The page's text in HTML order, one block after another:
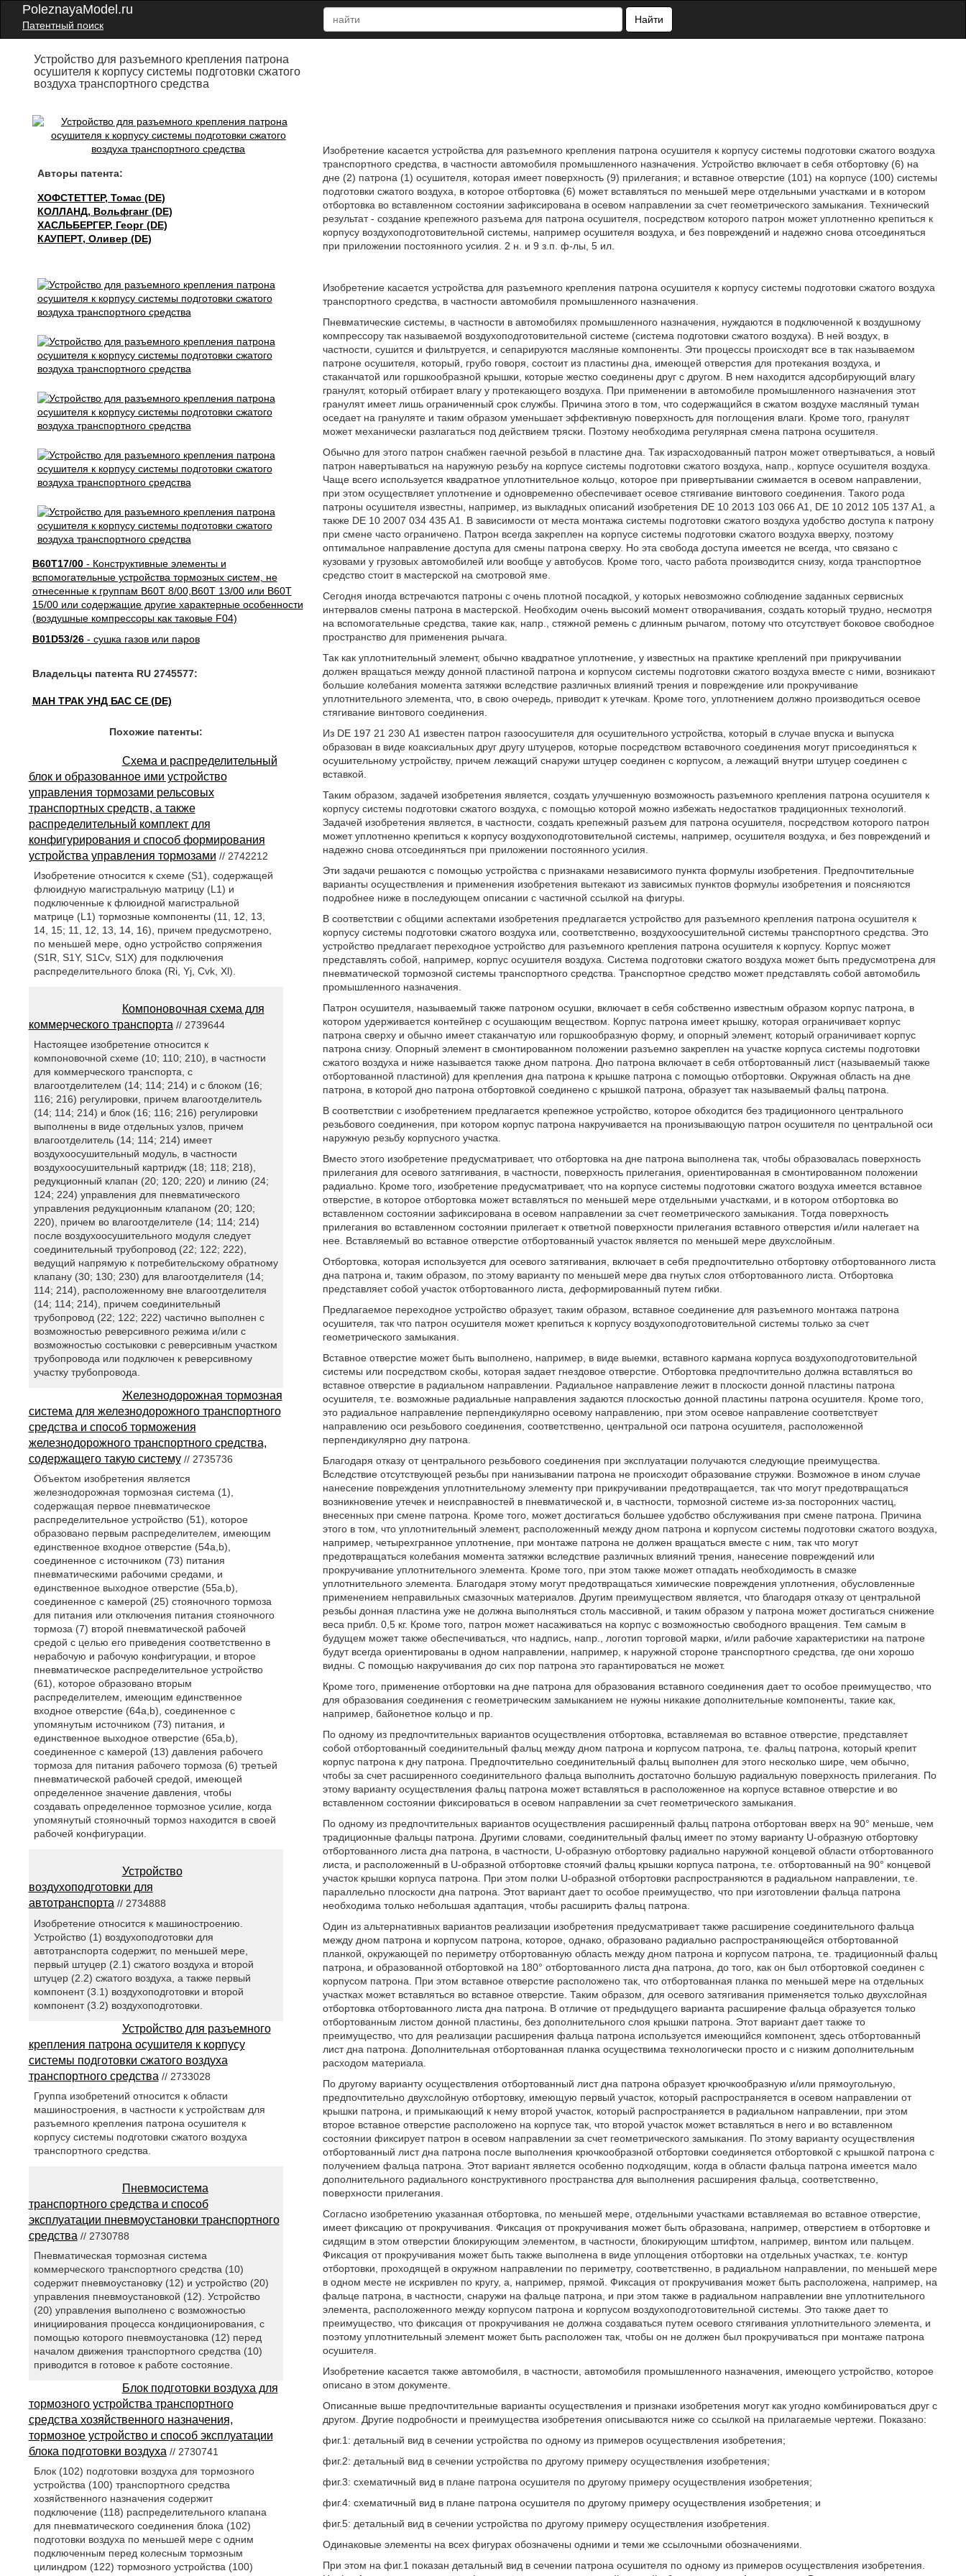
PoleznayaModel.ru
Патентный поиск
Найти
Устройство для разъемного крепления патрона
осушителя к корпусу системы подготовки сжатого
воздуха транспортного средства
Авторы патента:
ХОФСТЕТТЕР, Томас (DE)
КОЛЛАНД, Вольфганг (DE)
ХАСЛЬБЕРГЕР, Георг (DE)
КАУПЕРТ, Оливер (DE)
B60T17/00- Конструктивные элементы и
вспомогательные устройства тормозных систем, не
отнесенные к группам B60T 8/00,B60T 13/00 или B60T
15/00 или содержащие другие характерные особенности
(воздушные компрессоры как таковые F04)
B01D53/26- сушка газов или паров
Владельцы патента RU 2745577:
МАН ТРАК УНД БАС СЕ (DE)
Изобретение касается устройства для разъемного крепления патрона осушителя к корпусу системы подготовки сжатого воздуха
транспортного средства, в частности автомобиля промышленного назначения. Устройство включает в себя отбортовку (6) на
дне (2) патрона (1) осушителя, которая имеет поверхность (9) прилегания; и вставное отверстие (101) на корпусе (100) системы
подготовки сжатого воздуха, в которое отбортовка (6) может вставляться по меньшей мере отдельными участками и в котором
отбортовка во вставленном состоянии зафиксирована в осевом направлении за счет геометрического замыкания. Технический
результат - создание крепежного разъема для патрона осушителя, посредством которого патрон может уплотненно крепиться к
корпусу воздухоподготовительной системы, например осушителя воздуха, и без повреждений и надежно снова отсоединяться
при приложении постоянного усилия. 2 н. и 9 з.п. ф-лы, 5 ил.
Изобретение касается устройства для разъемного крепления патрона осушителя к корпусу системы подготовки сжатого воздуха
транспортного средства, в частности автомобиля промышленного назначения.
Пневматические системы, в частности в автомобилях промышленного назначения, нуждаются в подключенной к воздушному
компрессору так называемой воздухоподготовительной системе (система подготовки сжатого воздуха). В ней воздух, в
частности, сушится и фильтруется, и сепарируются масляные компоненты. Эти процессы происходят все в так называемом
патроне осушителя, который, грубо говоря, состоит из пластины дна, имеющей отверстия для протекания воздуха, и
стаканчатой или горшкообразной крышки, которые жестко соединены друг с другом. В нем находится адсорбирующий влагу
гранулят, который отбирает влагу у протекающего воздуха. При применении в автомобиле промышленного назначения этот
гранулят имеет лишь ограниченный срок службы. Причина этого в том, что содержащийся в сжатом воздухе масляный туман
оседает на грануляте и таким образом уменьшает эффективную поверхность для поглощения влаги. Кроме того, гранулят
может механически разлагаться под действием тряски. Поэтому необходима регулярная смена патрона осушителя.
Обычно для этого патрон снабжен гаечной резьбой в пластине дна. Так израсходованный патрон может отвертываться, а новый
патрон навертываться на наружную резьбу на корпусе системы подготовки сжатого воздуха, напр., корпусе осушителя воздуха.
Чаще всего используется квадратное уплотнительное кольцо, которое при привертывании сжимается в осевом направлении,
при этом осуществляет уплотнение и одновременно обеспечивает осевое стягивание винтового соединения. Такого рода
патроны осушителя известны, например, из выкладных описаний изобретения DE 10 2013 103 066 A1, DE 10 2012 105 137 A1, а
также DE 10 2007 034 435 A1. В зависимости от места монтажа системы подготовки сжатого воздуха удобство доступа к патрону
при смене часто ограничено. Патрон всегда закреплен на корпусе системы подготовки сжатого воздуха вверху, поэтому
оптимальное направление доступа для смены патрона сверху. Но эта свобода доступа имеется не всегда, что связано с
кузовами у грузовых автомобилей или вообще у автобусов. Кроме того, часто работа производится снизу, когда транспортное
средство стоит в мастерской на смотровой яме.
Сегодня иногда встречаются патроны с очень плотной посадкой, у которых невозможно соблюдение заданных сервисных
интервалов смены патрона в мастерской. Необходим очень высокий момент отворачивания, создать который трудно, несмотря
на вспомогательные средства, такие как, напр., стяжной ремень с длинным рычагом, потому что отсутствует боковое свободное
пространство для применения рычага.
Так как уплотнительный элемент, обычно квадратное уплотнение, у известных на практике креплений при прикручивании
должен вращаться между донной пластиной патрона и корпусом системы подготовки сжатого воздуха вместе с ними, возникают
большие колебания момента затяжки вследствие различных влияний трения и повреждение или прокручивание
уплотнительного элемента, что, в свою очередь, приводит к утечкам. Кроме того, уплотнением должно производиться осевое
стягивание винтового соединения.
Из DE 197 21 230 А1 известен патрон газоосушителя для осушительного устройства, который в случае впуска и выпуска
образован в виде коаксиальных друг другу штуцеров, которые посредством вставочного соединения могут присоединяться к
осушительному устройству, причем лежащий снаружи штуцер соединен с корпусом, а лежащий внутри штуцер соединен с
вставкой.
Таким образом, задачей изобретения является, создать улучшенную возможность разъемного крепления патрона осушителя к
корпусу системы подготовки сжатого воздуха, с помощью которой можно избежать недостатков традиционных технологий.
Задачей изобретения является, в частности, создать крепежный разъем для патрона осушителя, посредством которого патрон
может уплотненно крепиться к корпусу воздухоподготовительной системы, например, осушителя воздуха, и без повреждений и
надежно снова отсоединяться при приложении постоянного усилия.
Эти задачи решаются с помощью устройства с признаками независимого пункта формулы изобретения. Предпочтительные
варианты осуществления и применения изобретения вытекают из зависимых пунктов формулы изобретения и поясняются
подробнее ниже в последующем описании с частичной ссылкой на фигуры.
В соответствии с общими аспектами изобретения предлагается устройство для разъемного крепления патрона осушителя к
корпусу системы подготовки сжатого воздуха или, соответственно, воздухоосушительной системы транспортного средства. Это
устройство предлагает переходное устройство для разъемного крепления патрона осушителя к корпусу. Корпус может
представлять собой, например, корпус осушителя воздуха. Система подготовки сжатого воздуха может быть предусмотрена для
пневматической тормозной системы транспортного средства. Транспортное средство может представлять собой автомобиль
промышленного назначения.
Патрон осушителя, называемый также патроном осушки, включает в себя собственно известным образом корпус патрона, в
котором удерживается контейнер с осушающим веществом. Корпус патрона имеет крышку, которая ограничивает корпус
патрона сверху и обычно имеет стаканчатую или горшкообразную форму, и опорный элемент, который ограничивает корпус
патрона снизу. Опорный элемент в смонтированном положении разъемно закреплен на участке корпуса системы подготовки
сжатого воздуха и ниже называется также дном патрона. Дно патрона включает в себя отбортованный лист (называемый также
отбортованной пластиной) для крепления дна патрона к крышке патрона с помощью отбортовки. Окружная область на дне
патрона, в которой дно патрона отбортовкой соединено с крышкой патрона, образует так называемый фальц патрона.
В соответствии с изобретением предлагается крепежное устройство, которое обходится без традиционного центрального
резьбового соединения, при котором корпус патрона накручивается на пронизывающую патрон осушителя по центральной оси
наружную резьбу корпусного участка.
Вместо этого изобретение предусматривает, что отбортовка на дне патрона выполнена так, чтобы образовалась поверхность
прилегания для осевого затягивания, в частности, поверхность прилегания, ориентированная в смонтированном положении
радиально. Кроме того, изобретение предусматривает, что на корпусе системы подготовки сжатого воздуха имеется вставное
отверстие, в которое отбортовка может вставляться по меньшей мере отдельными участками, и в котором отбортовка во
вставленном состоянии зафиксирована в осевом направлении за счет геометрического замыкания. Тогда поверхность
прилегания во вставленном состоянии прилегает к ответной поверхности прилегания вставного отверстия и/или налегает на
нее. Вставляемый во вставное отверстие отбортованный участок является по меньшей мере двухслойным.
Отбортовка, которая используется для осевого затягивания, включает в себя предпочтительно отбортовку отбортованного листа
дна патрона и, таким образом, по этому варианту по меньшей мере два гнутых слоя отбортованного листа. Отбортовка
представляет собой участок отбортованного листа, деформированный путем гибки.
Предлагаемое переходное устройство образует, таким образом, вставное соединение для разъемного монтажа патрона
осушителя, так что патрон осушителя может крепиться к корпусу воздухоподготовительной системы только за счет
геометрического замыкания.
Вставное отверстие может быть выполнено, например, в виде выемки, вставного кармана корпуса воздухоподготовительной
системы или посредством скобы, которая задает гнездовое отверстие. Отбортовка предпочтительно должна вставляться во
вставное отверстие в радиальном направлении. Радиальное направление лежит в плоскости донной пластины патрона
осушителя, т.е. возможные радиальные направления задаются плоскостью донной пластины патрона осушителя. Кроме того,
это радиальное направление перпендикулярно осевому направлению, при этом осевое направление соответствует
направлению оси резьбового соединения, соответственно, центральной оси патрона осушителя, расположенной
перпендикулярно дну патрона.
Благодаря отказу от центрального резьбового соединения при эксплуатации получаются следующие преимущества.
Вследствие отсутствующей резьбы при нанизывании патрона не происходит образование стружки. Возможное в ином случае
нанесение повреждения уплотнительному элементу при прикручивании предотвращается, так что могут предотвращаться
возникновение утечек и неисправностей в пневматической и, в частности, тормозной системе из-за посторонних частиц,
внесенных при смене патрона. Кроме того, может достигаться большее удобство обслуживания при смене патрона. Причина
этого в том, что уплотнительный элемент, расположенный между дном патрона и корпусом системы подготовки сжатого воздуха,
например, четырехгранное уплотнение, при монтаже патрона не должен вращаться вместе с ним, так что могут
предотвращаться колебания момента затяжки вследствие различных влияний трения, нанесение повреждений или
прокручивание уплотнительного элемента. Кроме того, при этом также может отпадать необходимость в смазке
уплотнительного элемента. Благодаря этому могут предотвращаться химические повреждения уплотнения, обусловленные
применением неправильных смазочных материалов. Другим преимуществом является, что благодаря отказу от центральной
резьбы донная пластина уже не должна выполняться столь массивной, и таким образом у патрона может достигаться снижение
веса прибл. 0,5 кг. Кроме того, патрон может насаживаться на корпус с возможностью свободного вращения. Тем самым в
будущем может также обеспечиваться, что надпись, напр., логотип торговой марки, и/или рабочие характеристики на патроне
будут всегда ориентированы в одном направлении, например, к наружной стороне транспортного средства, где они хорошо
видны. С помощью накручивания до сих пор патрона это гарантироваться не может.
Кроме того, применение отбортовки на дне патрона для образования вставного соединения дает то особое преимущество, что
для образования соединения с геометрическим замыканием не нужны никакие дополнительные компоненты, такие как,
например, байонетное кольцо и пр.
По одному из предпочтительных вариантов осуществления отбортовка, вставляемая во вставное отверстие, представляет
собой отбортованный соединительный фальц между дном патрона и корпусом патрона, т.е. фальц патрона, который крепит
корпус патрона к дну патрона. Предпочтительно соединительный фальц выполнен для этого несколько шире, чем обычно,
чтобы за счет расширенного соединительного фальца выполнить достаточно большую радиальную поверхность прилегания. По
этому варианту осуществления фальц патрона может вставляться в расположенное на корпусе вставное отверстие и во
вставленном состоянии фиксироваться в осевом направлении за счет геометрического замыкания.
По одному из предпочтительных вариантов осуществления расширенный фальц патрона отбортован вверх на 90° меньше, чем
традиционные фальцы патрона. Другими словами, соединительный фальц имеет по этому варианту U-образную отбортовку
отбортованного листа дна патрона, в частности, U-образную отбортовку радиально наружной концевой области отбортованного
листа, и расположенный в U-образной отбортовке стоячий фальц крышки корпуса патрона, т.е. отбортованный на 90° концевой
участок крышки корпуса патрона. При этом полки U-образной отбортовки распространяются в радиальном направлении, т.е.
параллельно плоскости дна патрона. Этот вариант дает то особое преимущество, что при изготовлении фальца патрона
необходима только небольшая адаптация, чтобы расширить фальц патрона.
Один из альтернативных вариантов реализации изобретения предусматривает также расширение соединительного фальца
между дном патрона и корпусом патрона, которое, однако, образовано радиально распространяющейся отбортованной
планкой, окружающей по периметру отбортованную область между дном патрона и корпусом патрона, т.е. традиционный фальц
патрона, и образованной отбортовкой на 180° отбортованного листа дна патрона, до того, как он был отбортовкой соединен с
корпусом патрона. При этом вставное отверстие расположено так, что отбортованная планка по меньшей мере на отдельных
участках может вставляться во вставное отверстие. Таким образом, для осевого затягивания применяется только двухслойная
отбортовка отбортованного листа дна патрона. В отличие от предыдущего варианта расширение фальца образуется только
отбортованным листом донной пластины, без дополнительного слоя крышки патрона. Этот вариант дает также то
преимущество, что для реализации расширения фальца патрона используется имеющийся компонент, здесь отбортованный
лист дна патрона. Дополнительная отбортованная планка осуществима технологически просто и с низким дополнительным
расходом материала.
По другому варианту осуществления отбортованный лист дна патрона образует крючкообразную и/или прямоугольную,
предпочтительно двухслойную отбортовку, имеющую первый участок, который распространяется в осевом направлении от
крышки патрона, и примыкающий к нему второй участок, который распространяется в радиальном направлении, при этом
второе вставное отверстие расположено на корпусе так, что второй участок может вставляться в него и во вставленном
состоянии фиксирует патрон в осевом направлении за счет геометрического замыкания. По этому варианту осуществления
отбортованный лист дна патрона после выполнения крючкообразной отбортовки соединяется отбортовкой с крышкой патрона с
получением фальца патрона. Этот вариант является особенно подходящим, когда в области фальца патрона имеется мало
дополнительного радиального конструктивного пространства для выполнения расширения фальца, соответственно,
поверхности прилегания.
Согласно изобретению указанная отбортовка, по меньшей мере, отдельными участками вставляемая во вставное отверстие,
имеет фиксацию от прокручивания. Фиксация от прокручивания может быть образована, например, отверстием в отбортовке и
сидящим в этом отверстии блокирующим элементом, в частности, блокирующим штифтом, например, винтом или пальцем.
Фиксация от прокручивания может быть также выполнена в виде уплощения отбортовки на отдельных участках, т.е. контур
отбортовки, проходящей в окружном направлении по периметру, соответственно, в радиальном направлении, по меньшей мере
в одном месте не искривлен по кругу, а, например, прямой. Фиксация от прокручивания может быть расположена, например, на
фальце патрона, в частности, снаружи на фальце патрона, и при этом также в радиальном направлении вне уплотнительного
элемента, расположенного между корпусом патрона и корпусом воздухоподготовительной системы. Это также дает то
преимущество, что фиксация от прокручивания не должна создаваться путем осевого стягивания уплотнительного элемента, и
поэтому уплотнительный элемент может быть расположен так, чтобы он не должен был прокручиваться при монтаже патрона
осушителя.
Изобретение касается также автомобиля, в частности, автомобиля промышленного назначения, имеющего устройство, которое
описано в этом документе.
Описанные выше предпочтительные варианты осуществления и признаки изобретения могут как угодно комбинироваться друг с
другом. Другие подробности и преимущества изобретения описываются ниже со ссылкой на прилагаемые чертежи. Показано:
фиг.1: детальный вид в сечении устройства по одному из примеров осуществления изобретения;
фиг.2: детальный вид в сечении устройства по другому примеру осуществления изобретения;
фиг.3: схематичный вид в плане патрона осушителя по другому примеру осуществления изобретения;
фиг.4: схематичный вид в плане патрона осушителя по другому примеру осуществления изобретения; и
фиг.5: детальный вид в сечении устройства по другому примеру осуществления изобретения.
Одинаковые элементы на всех фигурах обозначены одними и теми же ссылочными обозначениями.
При этом на фиг.1 показан детальный вид в сечении патрона осушителя по одному из примеров осуществления изобретения.
Похожие патенты:
Схема и распределительный
блок и образованное ими устройство
управления тормозами рельсовых
транспортных средств, а также
распределительный комплект для
конфигурирования и способ формирования
устройства управления тормозами // 2742212
Изобретение относится к схеме (S1), содержащей
флюидную магистральную матрицу (L1) и
подключенные к флюидной магистральной
матрице (L1) тормозные компоненты (11, 12, 13,
14, 15; 11, 12, 13, 14, 16), причем предусмотрено,
по меньшей мере, одно устройство сопряжения
(S1R, S1Y, S1Cv, S1X) для подключения
распределительного блока (Ri, Yj, Cvk, Xl).
Компоновочная схема для
коммерческого транспорта // 2739644
Настоящее изобретение относится к
компоновочной схеме (10; 110; 210), в частности
для коммерческого транспорта, с
влагоотделителем (14; 114; 214) и с блоком (16;
116; 216) регулировки, причем влагоотделитель
(14; 114; 214) и блок (16; 116; 216) регулировки
выполнены в виде отдельных узлов, причем
влагоотделитель (14; 114; 214) имеет
воздухоосушительный модуль, в частности
воздухоосушительный картридж (18; 118; 218),
редукционный клапан (20; 120; 220) и линию (24;
124; 224) управления для пневматического
управления редукционным клапаном (20; 120;
220), причем во влагоотделителе (14; 114; 214)
после воздухоосушительного модуля следует
соединительный трубопровод (22; 122; 222),
ведущий напрямую к потребительскому обратному
клапану (30; 130; 230) для влагоотделителя (14;
114; 214), расположенному вне влагоотделителя
(14; 114; 214), причем соединительный
трубопровод (22; 122; 222) частично выполнен с
возможностью реверсивного режима и/или с
возможностью состыковки с реверсивным участком
трубопровода или подключен к реверсивному
участку трубопровода.
Железнодорожная тормозная
система для железнодорожного транспортного
средства и способ торможения
железнодорожного транспортного средства,
содержащего такую систему// 2735736
Объектом изобретения является
железнодорожная тормозная система (1),
содержащая первое пневматическое
распределительное устройство (51), которое
образовано первым распределителем, имеющим
единственное входное отверстие (54а,b),
соединенное с источником (73) питания
пневматическими рабочими средами, и
единственное выходное отверстие (55а,b),
соединенное с камерой (25) стояночного тормоза
для питания или отключения питания стояночного
тормоза (7) второй пневматической рабочей
средой с целью его приведения соответственно в
нерабочую и рабочую конфигурации, и второе
пневматическое распределительное устройство
(61), которое образовано вторым
распределителем, имеющим единственное
входное отверстие (64а,b), соединенное с
упомянутым источником (73) питания, и
единственное выходное отверстие (65а,b),
соединенное с камерой (13) давления рабочего
тормоза для питания рабочего тормоза (6) третьей
пневматической рабочей средой, имеющей
определенное значение давления, чтобы
создавать определенное тормозное усилие, когда
упомянутый стояночный тормоз находится в своей
рабочей конфигурации.
Устройство
воздухоподготовки для
автотранспорта// 2734888
Изобретение относится к машиностроению.
Устройство (1) воздухоподготовки для
автотранспорта содержит, по меньшей мере,
первый штуцер (2.1) сжатого воздуха и второй
штуцер (2.2) сжатого воздуха, а также первый
компонент (3.1) воздухоподготовки и второй
компонент (3.2) воздухоподготовки.
Устройство для разъемного
крепления патрона осушителя к корпусу
системы подготовки сжатого воздуха
транспортного средства // 2733028
Группа изобретений относится к области
машиностроения, в частности к устройствам для
разъемного крепления патрона осушителя к
корпусу системы подготовки сжатого воздуха
транспортного средства.
Пневмосистема
транспортного средства и способ
эксплуатации пневмоустановки транспортного
средства // 2730788
Пневматическая тормозная система
коммерческого транспортного средства (10)
содержит пневмоустановку (12) и устройство (20)
управления пневмоустановкой (12). Устройство
(20) управления выполнено с возможностью
инициирования процесса кондиционирования, с
помощью которого пневмоустановка (12) перед
началом движения транспортного средства (10)
приводится в готовое к работе состояние.
Блок подготовки воздуха для
тормозного устройства транспортного
средства хозяйственного назначения,
тормозное устройство и способ эксплуатации
блока подготовки воздуха // 2730741
Блок (102) подготовки воздуха для тормозного
устройства (100) транспортного средства
хозяйственного назначения содержит
подключение (118) распределительного клапана
для пневматического соединения блока (102)
подготовки воздуха по меньшей мере с одним
подключенным перед колесным тормозным
цилиндром (122) тормозного устройства (100)